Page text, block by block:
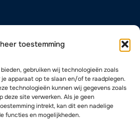
toestemming
gebruiken wij technologieën zoals
apparaat op te slaan en/of te raadplegen.
technologieën kunnen wij gegevens zoals
deze site verwerken. Als je geen
intrekt, kan dit een nadelige
functies en mogelijkheden.